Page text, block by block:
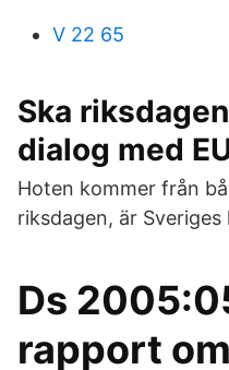
V 22 65
Ska
dialog med
Hoten kommer från
riksdagen, är
Ds
rapport